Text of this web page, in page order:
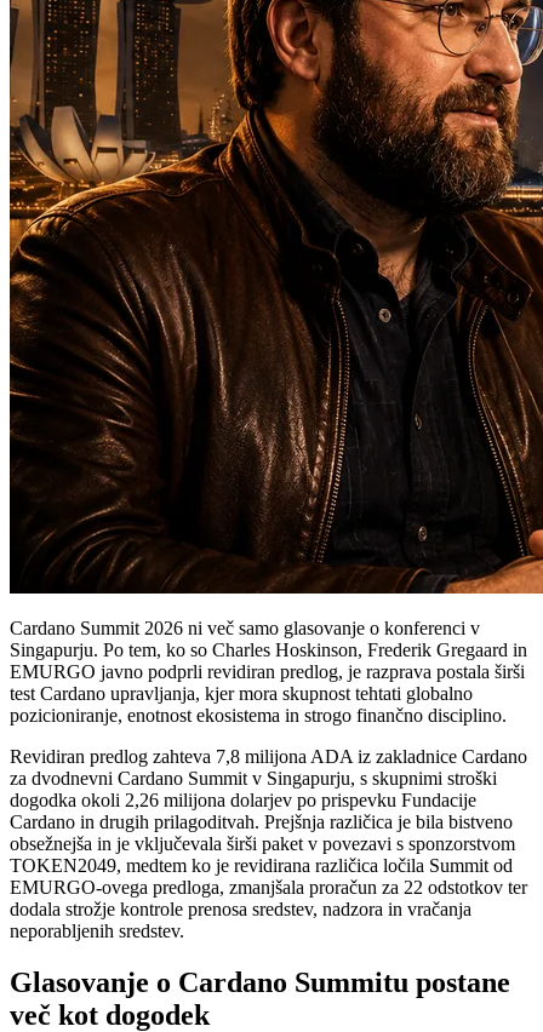
Cardano Summit 2026 ni več samo glasovanje o konferenci v
Singapurju. Po tem, ko so Charles Hoskinson, Frederik Gregaard in
EMURGO javno podprli revidiran predlog, je razprava postala širši
test Cardano upravljanja, kjer mora skupnost tehtati globalno
pozicioniranje, enotnost ekosistema in strogo finančno disciplino.
Revidiran predlog zahteva 7,8 milijona ADA iz zakladnice Cardano
za dvodnevni Cardano Summit v Singapurju, s skupnimi stroški
dogodka okoli 2,26 milijona dolarjev po prispevku Fundacije
Cardano in drugih prilagoditvah. Prejšnja različica je bila bistveno
obsežnejša in je vključevala širši paket v povezavi s sponzorstvom
TOKEN2049, medtem ko je revidirana različica ločila Summit od
EMURGO-ovega predloga, zmanjšala proračun za 22 odstotkov ter
dodala strožje kontrole prenosa sredstev, nadzora in vračanja
neporabljenih sredstev.
Glasovanje o Cardano Summitu postane
več kot dogodek